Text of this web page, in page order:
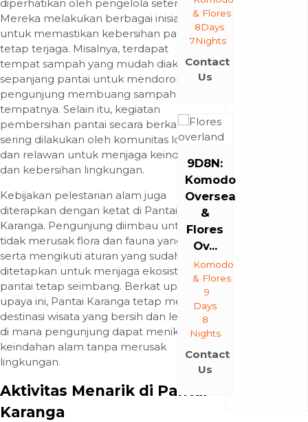
diperhatikan oleh pengelola setempat.
Mereka melakukan berbagai inisiatif
untuk memastikan kebersihan pantai
tetap terjaga. Misalnya, terdapat
tempat sampah yang mudah diakses di
sepanjang pantai untuk mendorong
pengunjung membuang sampah pada
tempatnya. Selain itu, kegiatan
pembersihan pantai secara berkala
sering dilakukan oleh komunitas lokal
dan relawan untuk menjaga keindahan
dan kebersihan lingkungan.
Kebijakan pelestarian alam juga
diterapkan dengan ketat di Pantai
Karanga. Pengunjung diimbau untuk
tidak merusak flora dan fauna yang ada
serta mengikuti aturan yang sudah
ditetapkan untuk menjaga ekosistem
pantai tetap seimbang. Berkat upaya-
upaya ini, Pantai Karanga tetap menjadi
destinasi wisata yang bersih dan lestari,
di mana pengunjung dapat menikmati
keindahan alam tanpa merusak
lingkungan.
Aktivitas Menarik di Pantai
Karanga
& Flores
8Days
7Nights
Contact
Us
9D8N:
Komodo
Oversea
&
Flores
Ov...
Komodo
& Flores
9
Days
8
Nights
Contact
Us